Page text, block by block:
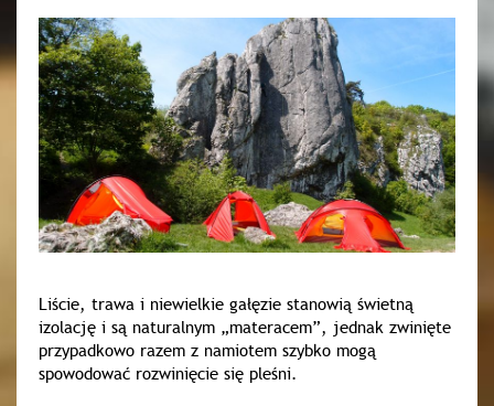
Liście, trawa i niewielkie gałęzie stanowią świetną
izolację i są naturalnym „materacem”, jednak zwinięte
przypadkowo razem z namiotem szybko mogą
spowodować rozwinięcie się pleśni.